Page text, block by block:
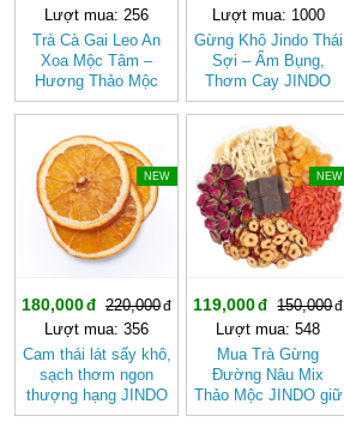
Lượt mua: 256
Trà Cà Gai Leo An
Xoa Mộc Tâm –
Hương Thảo Mộc
Cho Ngày Thư Thái
Lượt mua: 1000
Gừng Khô Jindo Thái
Sợi – Ấm Bụng,
Thơm Cay JINDO
NEW
180,000
220,000
Lượt mua: 356
Cam thái lát sấy khô,
sạch thơm ngon
thượng hạng JINDO
tốt cho sức khỏe
-20%
NEW
119,000
150,000
Lượt mua: 548
Mua Trà Gừng
Đường Nâu Mix
Thảo Mộc JINDO giữ
ấm cơ thể, tốt cho